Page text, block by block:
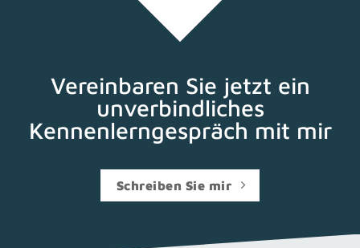
Vereinbaren Sie jetzt ein
unverbindliches
Kennenlerngespräch mit mir
Schreiben Sie mir